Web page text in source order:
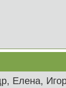
Елена,